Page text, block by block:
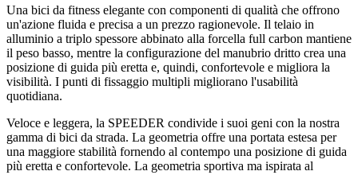
Una bici da fitness elegante con componenti di qualità che offrono
un'azione fluida e precisa a un prezzo ragionevole. Il telaio in
alluminio a triplo spessore abbinato alla forcella full carbon mantiene
il peso basso, mentre la configurazione del manubrio dritto crea una
posizione di guida più eretta e, quindi, confortevole e migliora la
visibilità. I punti di fissaggio multipli migliorano l'usabilità
quotidiana.
Veloce e leggera, la SPEEDER condivide i suoi geni con la nostra
gamma di bici da strada. La geometria offre una portata estesa per
una maggiore stabilità fornendo al contempo una posizione di guida
più eretta e confortevole. La geometria sportiva ma ispirata al